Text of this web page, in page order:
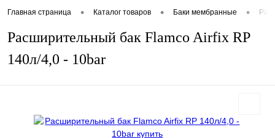
Главная страница • Каталог товаров • Баки мембранные •
Расширительный бак Flamco Airfix RP
140л/4,0 - 10bar